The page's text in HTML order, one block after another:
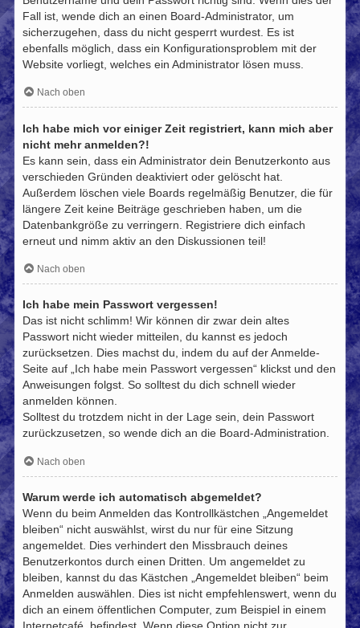
Fall ist, wende dich an einen Board-Administrator, um
sicherzugehen, dass du nicht gesperrt wurdest. Es ist
ebenfalls möglich, dass ein Konfigurationsproblem mit der
Website vorliegt, welches ein Administrator lösen muss.
Nach oben
Ich habe mich vor einiger Zeit registriert, kann mich aber
nicht mehr anmelden?!
Es kann sein, dass ein Administrator dein Benutzerkonto aus
verschieden Gründen deaktiviert oder gelöscht hat.
Außerdem löschen viele Boards regelmäßig Benutzer, die für
längere Zeit keine Beiträge geschrieben haben, um die
Datenbankgröße zu verringern. Registriere dich einfach
erneut und nimm aktiv an den Diskussionen teil!
Nach oben
Ich habe mein Passwort vergessen!
Das ist nicht schlimm! Wir können dir zwar dein altes
Passwort nicht wieder mitteilen, du kannst es jedoch
zurücksetzen. Dies machst du, indem du auf der Anmelde-
Seite auf „Ich habe mein Passwort vergessen“ klickst und den
Anweisungen folgst. So solltest du dich schnell wieder
anmelden können.
Solltest du trotzdem nicht in der Lage sein, dein Passwort
zurückzusetzen, so wende dich an die Board-Administration.
Nach oben
Warum werde ich automatisch abgemeldet?
Wenn du beim Anmelden das Kontrollkästchen „Angemeldet
bleiben“ nicht auswählst, wirst du nur für eine Sitzung
angemeldet. Dies verhindert den Missbrauch deines
Benutzerkontos durch einen Dritten. Um angemeldet zu
bleiben, kannst du das Kästchen „Angemeldet bleiben“ beim
Anmelden auswählen. Dies ist nicht empfehlenswert, wenn du
dich an einem öffentlichen Computer, zum Beispiel in einem